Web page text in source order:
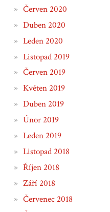
Červen 2020
Duben 2020
Leden 2020
Listopad 2019
Červen 2019
Květen 2019
Duben 2019
Únor 2019
Leden 2019
Listopad 2018
Říjen 2018
Září 2018
Červenec 2018